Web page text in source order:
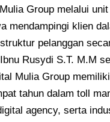
Group melalui unit
mendampingi klien
pelanggan
Rusydi S.T. M.M
Mulia Group
tahun dalam toll
agency, serta